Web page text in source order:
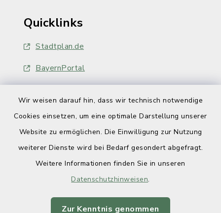
Wir weisen darauf hin, dass wir technisch notwendige
Cookies einsetzen, um eine optimale Darstellung unserer
Website zu ermöglichen. Die Einwilligung zur Nutzung
weiterer Dienste wird bei Bedarf gesondert abgefragt.
Weitere Informationen finden Sie in unseren
Datenschutzhinweisen.
Zur Kenntnis genommen
Quicklinks
Stadtplan.de
BayernPortal
Barrierefreiheit